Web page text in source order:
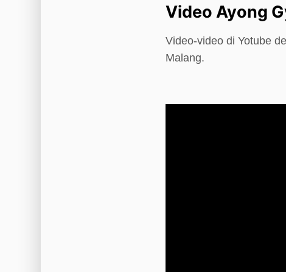
Video Ayong
Video-video di Yotube
Malang.